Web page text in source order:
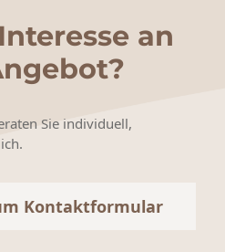
an
Sie individuell,
Kontaktformular